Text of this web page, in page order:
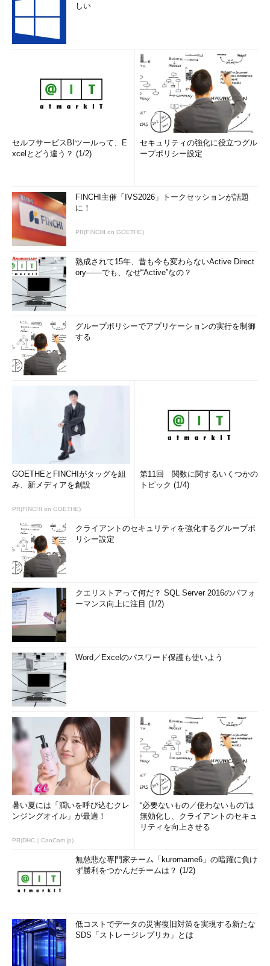
しい
セルフサービスBIツールって、E
xcelとどう違う？ (1/2)
セキュリティの強化に役立つグル
ープポリシー設定
FINCHI主催「IVS2026」トークセッションが話題
に！
PR(FINCHI on GOETHE)
熟成されて15年、昔も今も変わらないActive Direct
ory――でも、なぜ“Active”なの？
グループポリシーでアプリケーションの実行を制御
する
GOETHEとFINCHIがタッグを組
み、新メディアを創設
PR(FINCHI on GOETHE)
第11回 関数に関するいくつかの
トピック (1/4)
クライアントのセキュリティを強化するグループポ
リシー設定
クエリストアって何だ？ SQL Server 2016のパフォ
ーマンス向上に注目 (1/2)
Word／Excelのパスワード保護も使いよう
暑い夏には「潤いを呼び込むクレ
ンジングオイル」が最適！
PR(DHC｜CanCam.jp)
“必要ないもの／使わないもの”は
無効化し、クライアントのセキュ
リティを向上させる
無慈悲な専門家チーム「kuromame6」の暗躍に負け
ず勝利をつかんだチームは？ (1/2)
低コストでデータの災害復旧対策を実現する新たな
SDS「ストレージレプリカ」とは